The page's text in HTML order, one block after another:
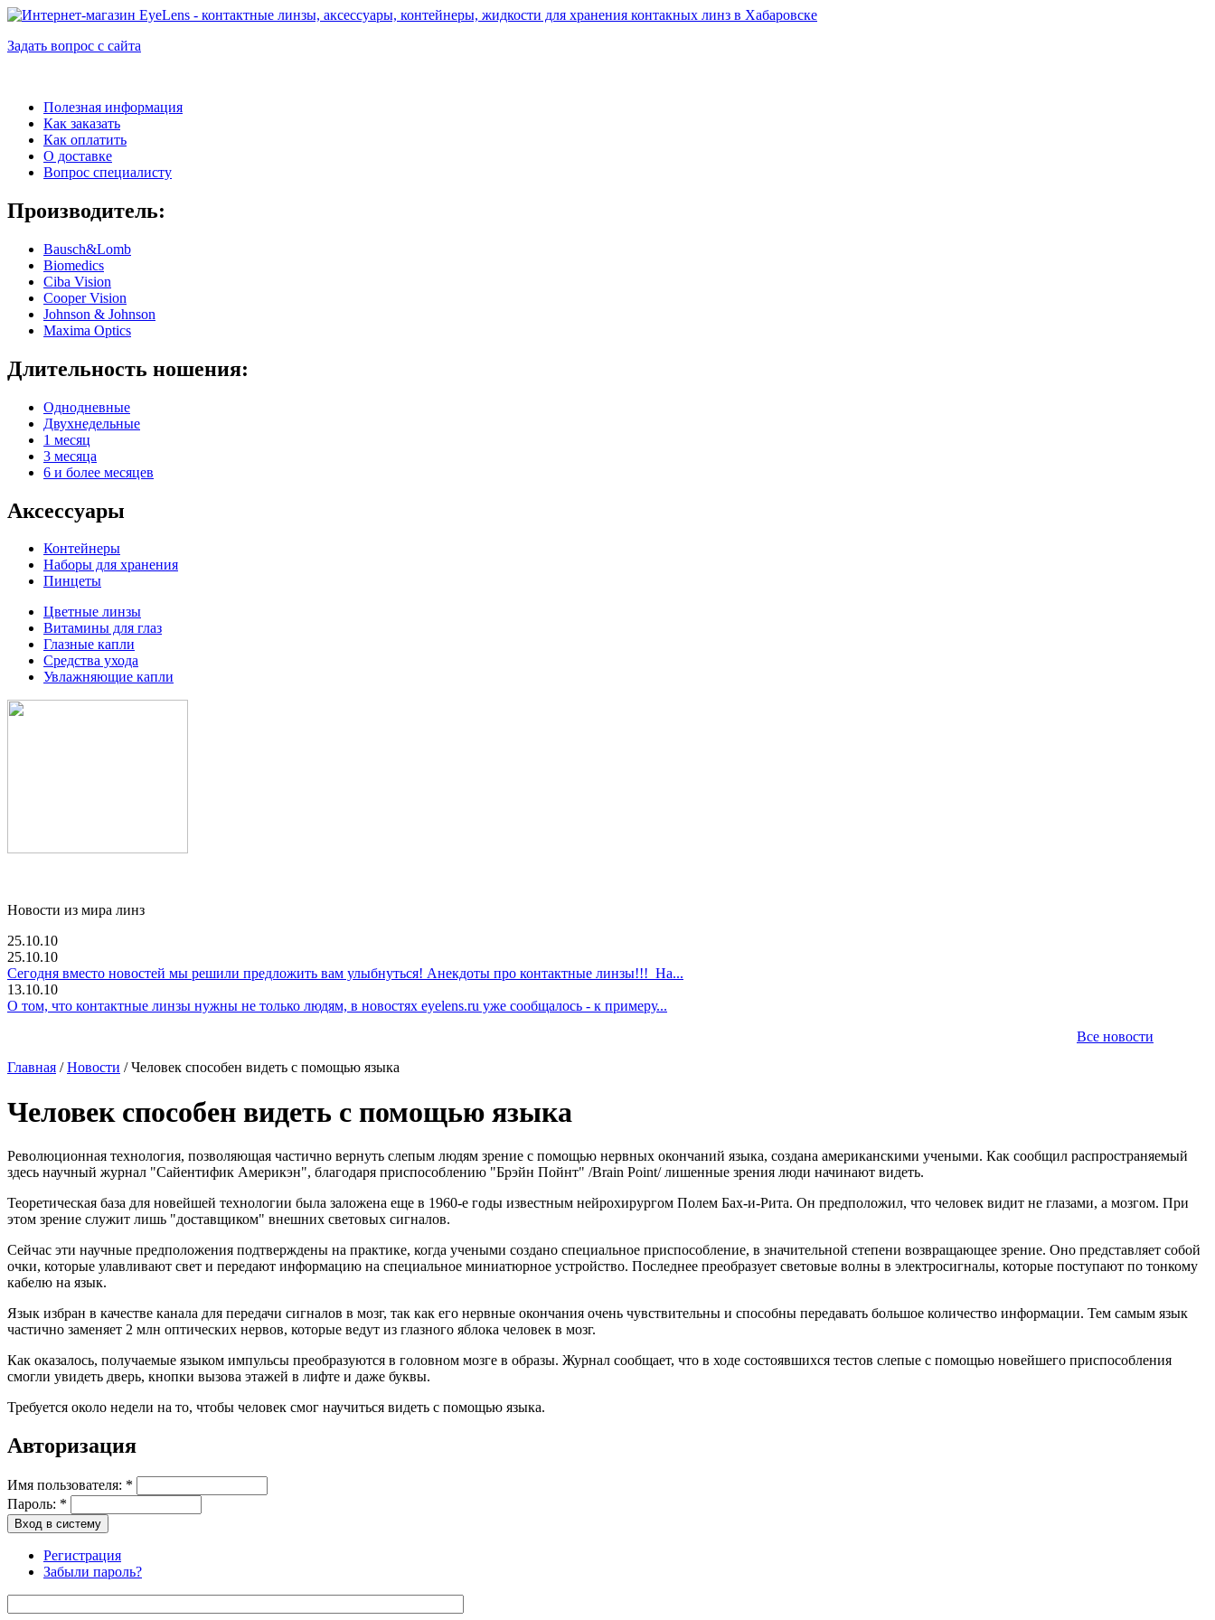
Задать вопрос с сайта
Полезная информация
Как заказать
Как оплатить
О доставке
Вопрос специалисту
Производитель:
Bausch&Lomb
Biomedics
Ciba Vision
Cooper Vision
Johnson & Johnson
Maxima Optics
Длительность ношения:
Однодневные
Двухнедельные
1 месяц
3 месяца
6 и более месяцев
Аксессуары
Контейнеры
Наборы для хранения
Пинцеты
Цветные линзы
Витамины для глаз
Глазные капли
Средства ухода
Увлажняющие капли
Новости из мира линз
25.10.10
25.10.10
Сегодня вместо новостей мы решили предложить вам улыбнуться! Анекдоты про контактные линзы!!! На...
13.10.10
О том, что контактные линзы нужны не только людям, в новостях eyelens.ru уже сообщалось - к примеру...
Все новости
Главная /Новости / Человек способен видеть с помощью языка
Человек способен видеть с помощью языка
Революционная технология, позволяющая частично вернуть слепым людям зрение с помощью нервных окончаний языка, создана американскими учеными. Как сообщил распространяемый
здесь научный журнал "Сайентифик Америкэн", благодаря приспособлению "Брэйн Пойнт" /Brain Point/ лишенные зрения люди начинают видеть.
Теоретическая база для новейшей технологии была заложена еще в 1960-е годы известным нейрохирургом Полем Бах-и-Рита. Он предположил, что человек видит не глазами, а мозгом. При
этом зрение служит лишь "доставщиком" внешних световых сигналов.
Сейчас эти научные предположения подтверждены на практике, когда учеными создано специальное приспособление, в значительной степени возвращающее зрение. Оно представляет собой
очки, которые улавливают свет и передают информацию на специальное миниатюрное устройство. Последнее преобразует световые волны в электросигналы, которые поступают по тонкому
кабелю на язык.
Язык избран в качестве канала для передачи сигналов в мозг, так как его нервные окончания очень чувствительны и способны передавать большое количество информации. Тем самым язык
частично заменяет 2 млн оптических нервов, которые ведут из глазного яблока человек в мозг.
Как оказалось, получаемые языком импульсы преобразуются в головном мозге в образы. Журнал сообщает, что в ходе состоявшихся тестов слепые с помощью новейшего приспособления
смогли увидеть дверь, кнопки вызова этажей в лифте и даже буквы.
Требуется около недели на то, чтобы человек смог научиться видеть с помощью языка.
Авторизация
Имя пользователя: *
Пароль: *
Регистрация
Забыли пароль?